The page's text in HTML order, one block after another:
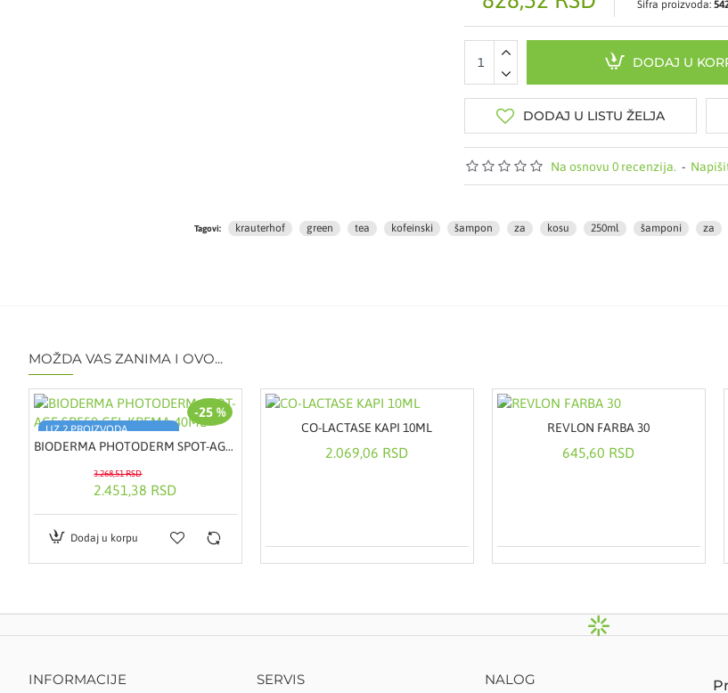
Na osnovu 0 recenzija. -
Šifra proizvoda:
DODAJ U
DODAJ U LISTU ŽELJA
Tagovi: krauterhof green tea kofeinski šampon za kosu 250ml šamponi za
MOŽDA VAS ZANIMA I OVO...
UZ 2 PROIZVODA
POKLON TORBA ILI RANAC
-25 %
BIODERMA PHOTODERM SPOT-AGE SPF50 GEL-KREMA 40ML
2.451,38 RSD
3.268,51 RSD
Dodaj u korpu
CO-LACTASE KAPI 10ML
2.069,06 RSD
REVLON FARBA 30
645,60 RSD
INFORMACIJE SERVIS NALOG